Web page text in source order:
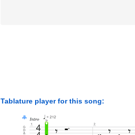
Tablature player for this song: